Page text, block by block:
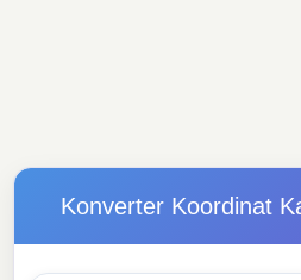
Konverter Koordinat